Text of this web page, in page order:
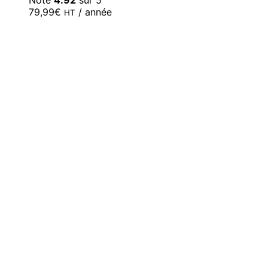
79,99€ HT / année